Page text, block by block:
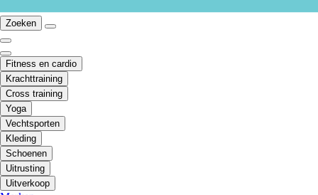
Zoeken
Fitness en cardio
Krachttraining
Cross training
Yoga
Vechtsporten
Kleding
Schoenen
Uitrusting
Uitverkoop